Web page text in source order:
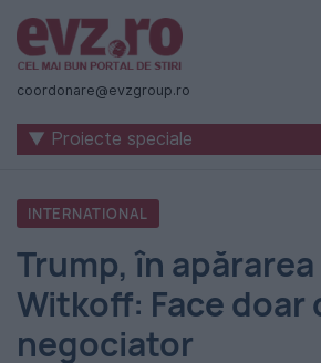
Știri
naționale
internaționale
România
Evenimentul
Zilei
coordonare@evzgroup.ro
▼ Proiecte speciale
INTERNATIONAL
Trump, în
Witkoff: Face doar
negociator